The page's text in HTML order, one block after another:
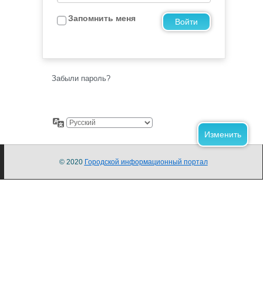
Запомнить меня
Забыли пароль?
© 2020 Городской информационный портал